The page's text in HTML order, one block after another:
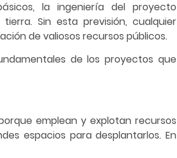
la ingeniería del proyecto
Sin esta previsión, cualquier
de valiosos recursos públicos.
de los proyectos que
emplean y explotan recursos
espacios para desplantarlos. En